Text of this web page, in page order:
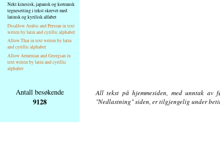
Nekt kinesisk, japansk og koreansk
tegnesetting i tekst skrevet med
latinsk og kyrilisk alfabet
Disallow Arabic and Persian in text
writen by latin and cyrillic alphabet
Allow Thai in text writen by latin
and cyrillic alphabet
Allow Armenian and Georgian in
text writen by latin and cyrillic
alphabet
Antall besøkende
9128
All tekst på hjemmesiden, med unntak av
"Nedlastning" siden, er tilgjengelig under